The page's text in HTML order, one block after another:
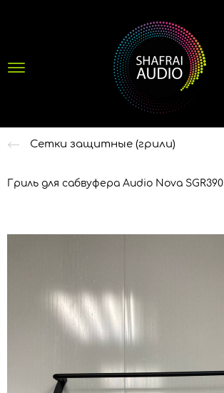
Сетки защитные (грили)
Гриль для сабвуфера Audio Nova SGR390